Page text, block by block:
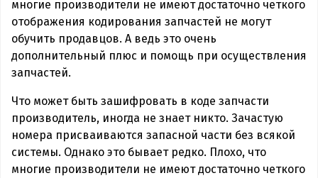
многие производители не имеют достаточно четкого
отображения кодирования запчастей не могут
обучить продавцов. А ведь это очень
дополнительный плюс и помощь при осуществления
запчастей.
Что может быть зашифровать в коде запчасти
производитель, иногда не знает никто. Зачастую
номера присваиваются запасной части без всякой
системы. Однако это бывает редко. Плохо, что
многие производители не имеют достаточно четкого